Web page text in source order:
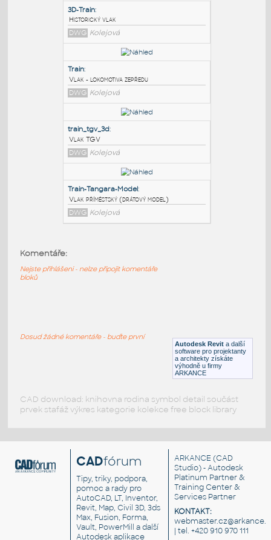
Historický vlak
DWG Kolejová
Train:
Vlak - lokomotiva zepředu
DWG Kolejová
DWG
Kolejová
Autodesk Revit a další
software pro projektanty
a architekty získáte
výhodně u firmy
ARKANCE
Komentáře:
Nejste přihlášeni - nelze připojit komentáře
bloků
Dosud žádné komentáře - buďte první
CAD download: knihovna rodina symbol detail součást
prvek stafáž výkres kategorie kolekce free block library
CADfórum
Tipy, triky, podpora,
pomoc a rady pro
AutoCAD, LT, Inventor,
Revit, Map, Civil 3D, 3ds
Max, Fusion, Forma,
Vault, PowerMill a další
Autodesk aplikace
ARKANCE (CAD
Studio) - Autodesk
Platinum Partner &
Training Center &
Services Partner
KONTAKT:
| tel. +420 910 970 111